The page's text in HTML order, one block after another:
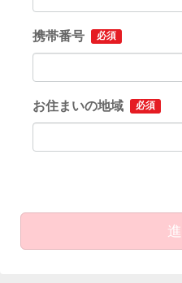
携帯番号 必須
お住まいの地域 必須